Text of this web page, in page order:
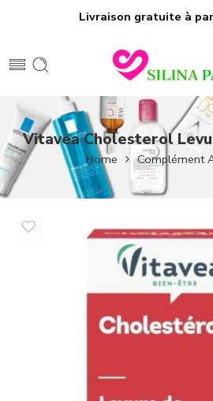
Livraison gratuite à
Vitavea Cholesterol
Home Complément